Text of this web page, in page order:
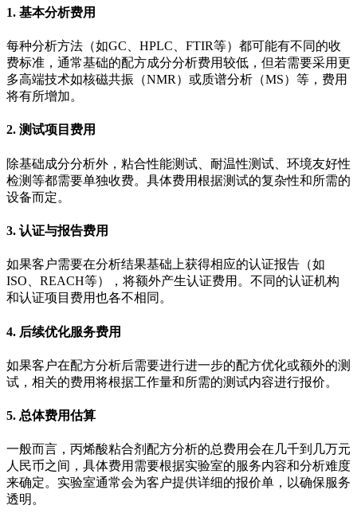
1. 基本分析费用
每种分析方法（如GC、HPLC、FTIR等）都可能有不同的收
费标准，通常基础的配方成分分析费用较低，但若需要采用更
多高端技术如核磁共振（NMR）或质谱分析（MS）等，费用
将有所增加。
2. 测试项目费用
除基础成分分析外，粘合性能测试、耐温性测试、环境友好性
检测等都需要单独收费。具体费用根据测试的复杂性和所需的
设备而定。
3. 认证与报告费用
如果客户需要在分析结果基础上获得相应的认证报告（如
ISO、REACH等），将额外产生认证费用。不同的认证机构
和认证项目费用也各不相同。
4. 后续优化服务费用
如果客户在配方分析后需要进行进一步的配方优化或额外的测
试，相关的费用将根据工作量和所需的测试内容进行报价。
5. 总体费用估算
一般而言，丙烯酸粘合剂配方分析的总费用会在几千到几万元
人民币之间，具体费用需要根据实验室的服务内容和分析难度
来确定。实验室通常会为客户提供详细的报价单，以确保服务
透明。